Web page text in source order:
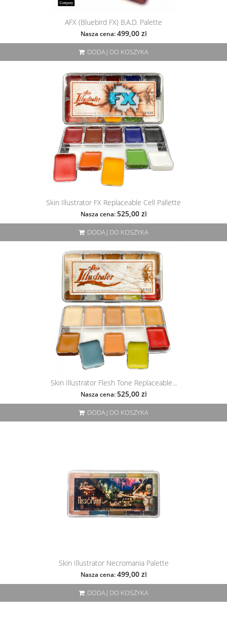
AFX (Bluebird FX) B.A.D. Palette
Nasza cena: 499,00 zł
DODAJ DO KOSZYKA
Skin Illustrator FX Replaceable Cell Pallette
Nasza cena: 525,00 zł
DODAJ DO KOSZYKA
Skin Illustrator Flesh Tone Replaceable...
Nasza cena: 525,00 zł
DODAJ DO KOSZYKA
Skin Illustrator Necromania Palette
Nasza cena: 499,00 zł
DODAJ DO KOSZYKA